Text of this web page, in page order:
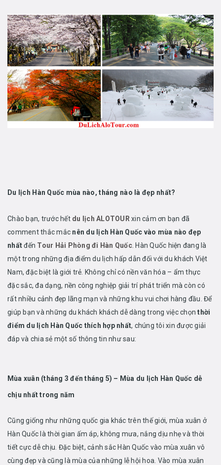
Du lịch Hàn Quốc mùa nào, tháng nào là đẹp nhất?
Chào bạn, trước hết du lịch ALOTOUR xin cảm ơn bạn đã
comment thắc mắc nên du lịch Hàn Quốc vào mùa nào đẹp
nhấtđến Tour Hải Phòng đi Hàn Quốc. Hàn Quốc hiện đang là
một trong những địa điểm du lịch hấp dẫn đối với du khách Việt
Nam, đặc biệt là giới trẻ. Không chỉ có nền văn hóa – ẩm thực
đặc sắc, đa dạng, nền công nghiệp giải trí phát triển mà còn có
rất nhiều cảnh đẹp lãng mạn và những khu vui chơi hàng đầu. Để
giúp bạn và những du khách khách dễ dàng trong việc chọnthời
điểm du lịch Hàn Quốc thích hợp nhất, chúng tôi xin được giải
đáp và chia sẻ một số thông tin như sau:
Mùa xuân (tháng 3 đến tháng 5) – Mùa du lịch Hàn Quốc dễ
chịu nhất trong năm
Cũng giống như những quốc gia khác trên thế giới, mùa xuân ở
Hàn Quốc là thời gian ấm áp, không mưa, nắng dịu nhẹ và thời
tiết cực dễ chịu. Đặc biệt, cảnh sắc Hàn Quốc vào mùa xuân vô
cùng đẹp và cũng là mùa của những lễ hội hoa. Vào mùa xuân